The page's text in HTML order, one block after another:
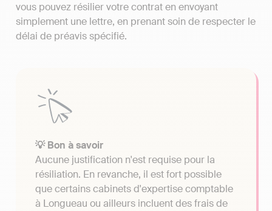
vous pouvez résilier votre contrat en envoyant
simplement une lettre, en prenant soin de respecter le
délai de préavis spécifié.
💡 Bon à savoir
Aucune justification n'est requise pour la
résiliation. En revanche, il est fort possible
que certains cabinets d'expertise comptable
à Longueau ou ailleurs incluent des frais de